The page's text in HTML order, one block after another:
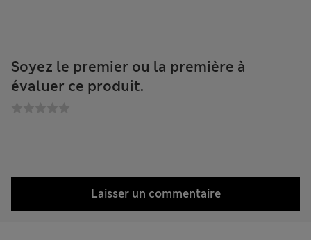
Soyez le premier ou la première à
évaluer ce produit.
Laisser un commentaire